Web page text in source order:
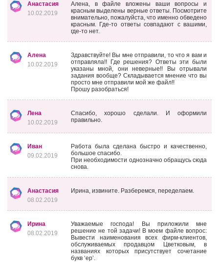
Анастасия
10.02.2019
Алена, в файле вложены ваши вопросы и
красным выделены верные ответы. Посмотрите
внимательно, пожалуйста, что именно обведено
красным. Где-то ответы совпадают с вашими,
где-то нет.
Алена
10.02.2019
Здравствуйте! Вы мне отправили, то что я вам и
отправляла!! Где решения? Ответы эти были
указаны мной, они неверные!! Вы отрывали
задания вообще? Складывается мнение что вы
просто мне отправили мой же файл!!
Прошу разобраться!
Лена
10.02.2019
Спасибо, хорошо сделали. И оформили
правильно.
Иван
09.02.2019
Работа была сделана быстро и качественно,
большое спасибо.
При необходимости однозначно обращусь сюда
снова.
Анастасия
08.02.2019
Ирина, извините. Разберемся, переделаем.
Ирина
08.02.2019
Уважаемые господа! Вы приложили мне
решение не той задачи! В моем файле вопрос:
Вывести наименования всех фирм-клиентов,
обслуживаемых продавцом Цветковым, в
названиях которых присутствует сочетание
букв ‘ер’.